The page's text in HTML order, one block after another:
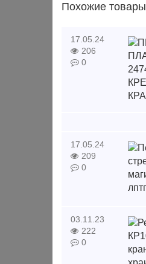
Похожие товары
17.05.24
206
0
17.05.24
209
0
03.11.23
222
0